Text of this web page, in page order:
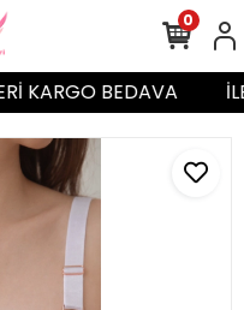
KARGO BEDAVA
0